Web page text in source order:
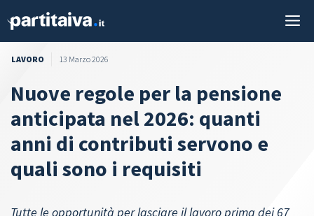
LAVORO 13 Marzo 2026
Nuove regole per la pensione
anticipata nel 2026: quanti
anni di contributi servono e
quali sono i requisiti
Tutte le opportunità per lasciare il lavoro prima dei 67